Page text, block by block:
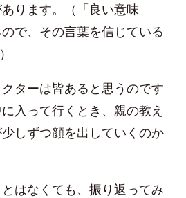
ります。（「良い意味
で、その言葉を信じている
ターは皆あると思うのです
入って行くとき、親の教え
しずつ顔を出していくのか
はなくても、振り返ってみ